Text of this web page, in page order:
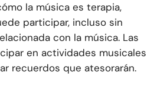
la música es terapia,
participar, incluso sin
con la música. Las
en actividades musicales
recuerdos que atesorarán.